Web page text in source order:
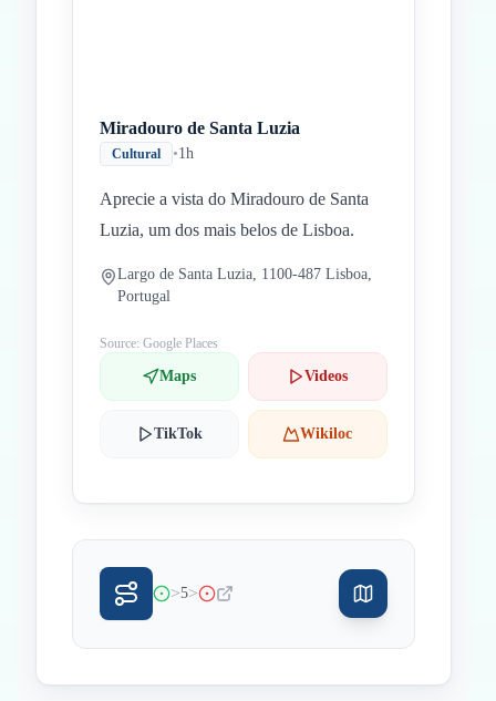
Miradouro de Santa Luzia
Cultural •1h
Aprecie a vista do Miradouro de Santa
Luzia, um dos mais belos de Lisboa.
Largo de Santa Luzia, 1100-487 Lisboa,
Portugal
Source: Google Places
Maps Videos
TikTok Wikiloc
>5>